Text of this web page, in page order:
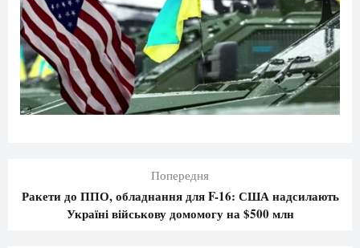
Попередня
Ракети до ППО, обладнання для F-16: США надсилають
Україні військову домомогу на $500 млн